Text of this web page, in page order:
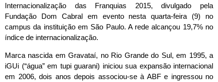
Internacionalização das Franquias 2015, divulgado pela
Fundação Dom Cabral em evento nesta quarta-feira (9) no
campus da instituição em São Paulo. A rede alcançou 19,7% no
índice de internacionalização.
Marca nascida em Gravataí, no Rio Grande do Sul, em 1995, a
iGUi (“água” em tupi guarani) iniciou sua expansão internacional
em 2006, dois anos depois associou-se à ABF e ingressou no